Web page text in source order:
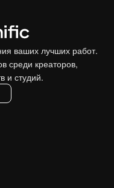
ваших лучших работ.
среди креаторов,
и студий.